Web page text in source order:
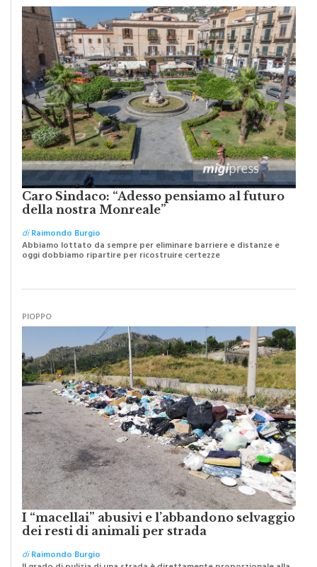
Caro Sindaco: “Adesso pensiamo al futuro
della nostra Monreale”
diRaimondo Burgio
Abbiamo lottato da sempre per eliminare barriere e distanze e
oggi dobbiamo ripartire per ricostruire certezze
I “macellai” abusivi e l’abbandono selvaggio
dei resti di animali per strada
diRaimondo Burgio
Il grado di pulizia di una strada è direttamente proporzionale alla
civiltà dei cittadini